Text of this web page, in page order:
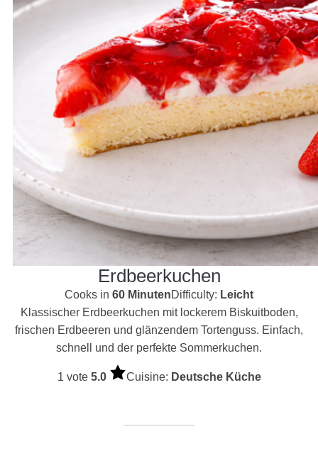
Erdbeerkuchen
Cooks in 60 MinutenDifficulty: Leicht
Klassischer Erdbeerkuchen mit lockerem Biskuitboden,
frischen Erdbeeren und glänzendem Tortenguss. Einfach,
schnell und der perfekte Sommerkuchen.
1 vote 5.0 Cuisine: Deutsche Küche